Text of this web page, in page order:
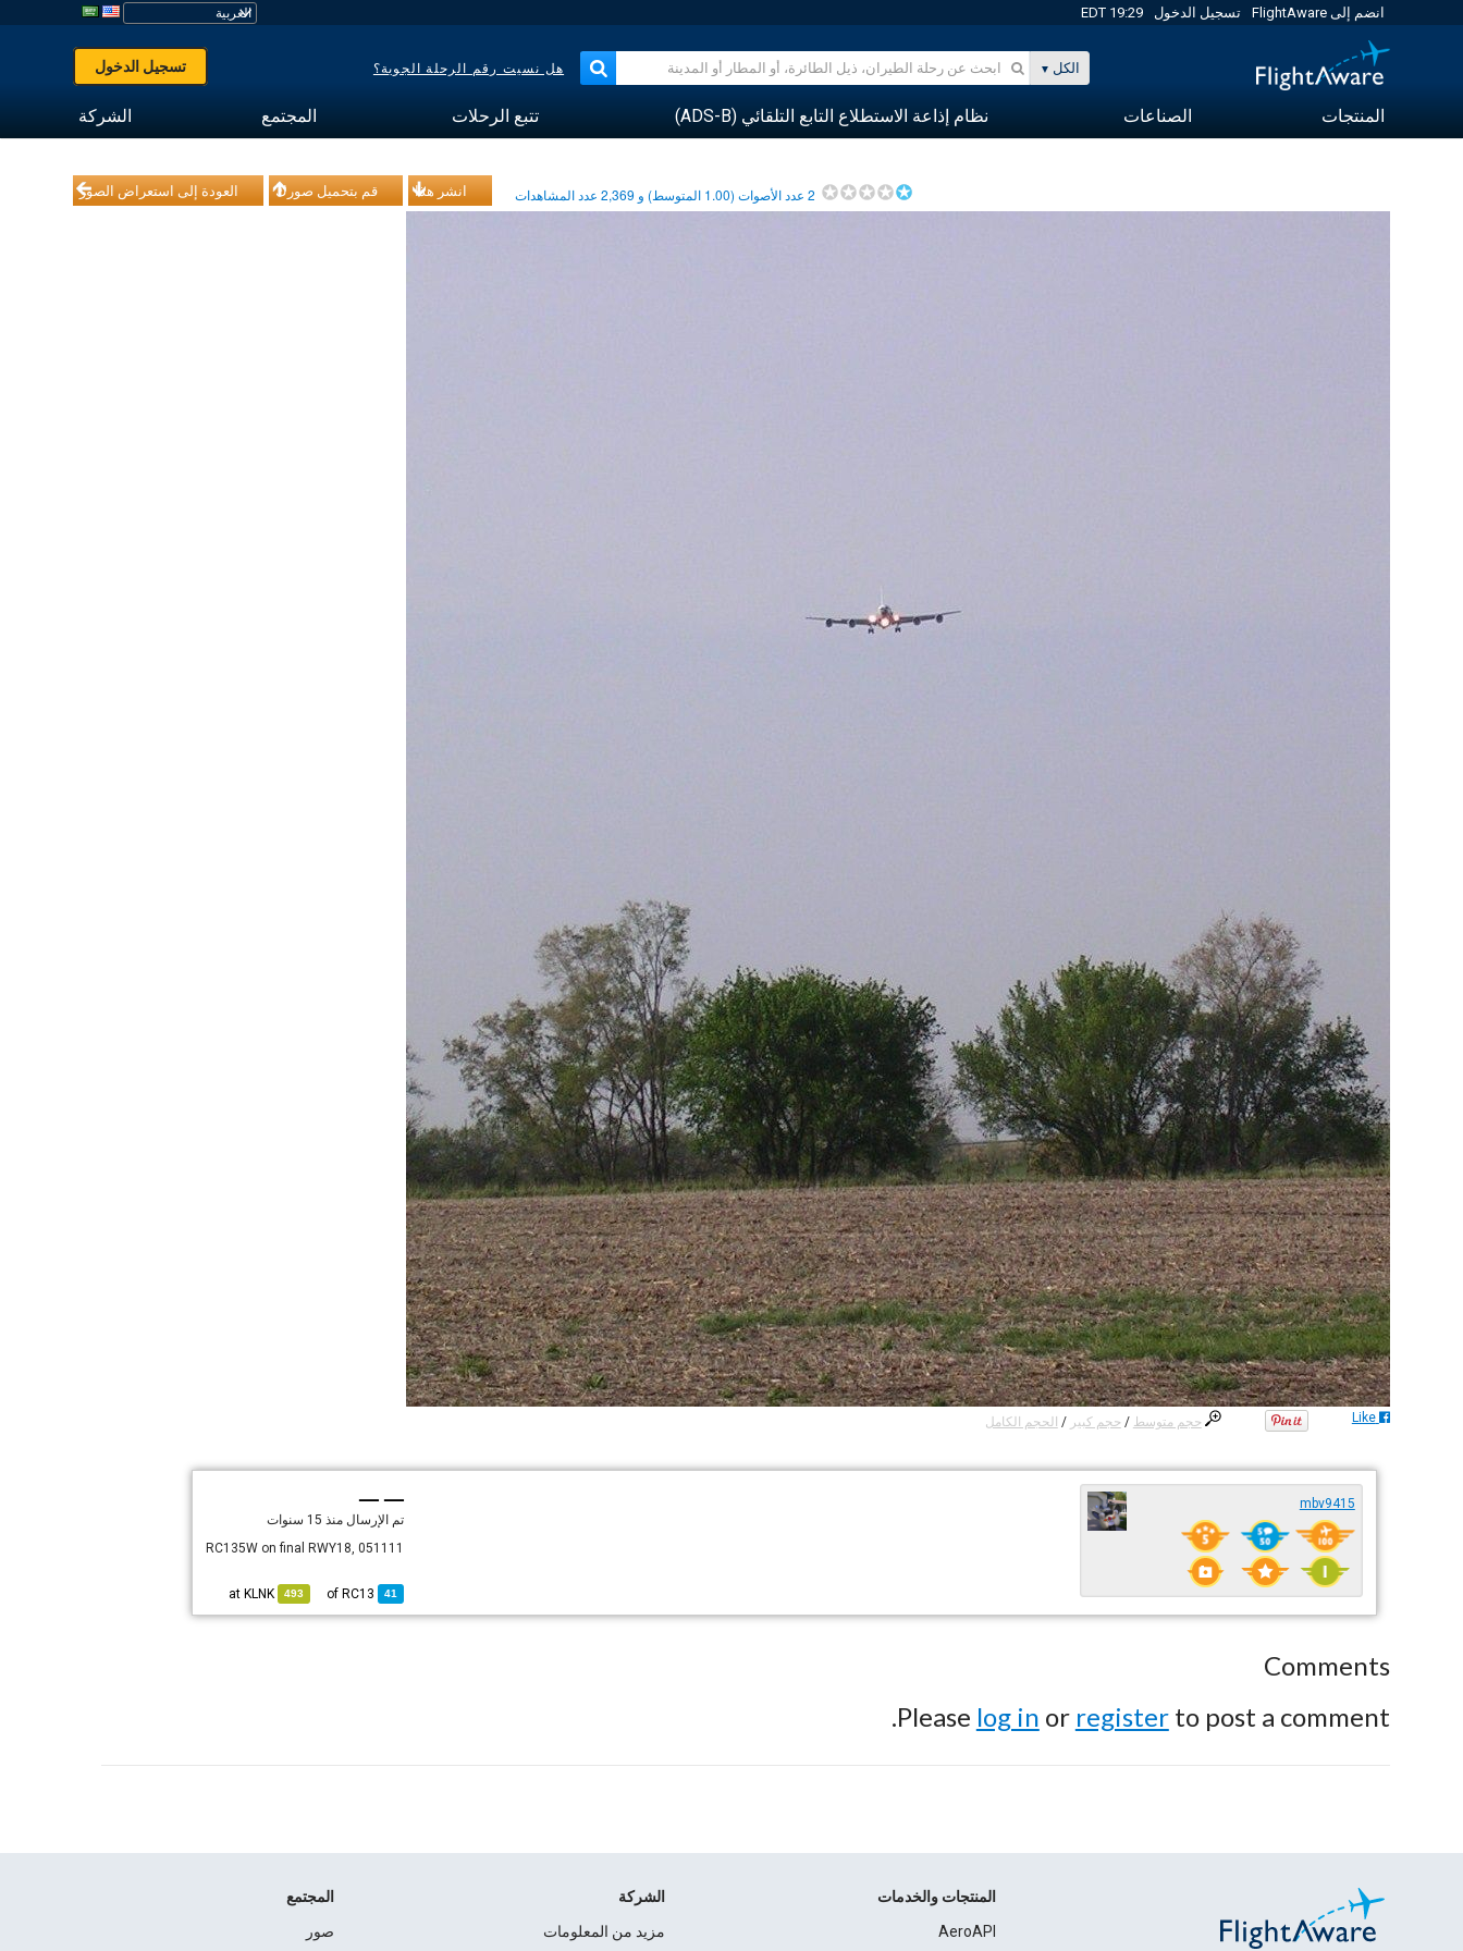
انضم إلى FlightAware تسجيل الدخول 19:29 EDT
الكل هل نسيت رقم الرحلة الجوية؟ تسجيل الدخول
المنتجات الصناعات نظام إذاعة الاستطلاع التابع التلقائي (ADS-B) تتبع الرحلات المجتمع الشركة
العودة إلى استعراض الصور قم بتحميل صورك انشر هذا 2عدد الأصوات (1.00 المتوسط) و 2,369عدد المشاهدات
حجم متوسط / حجم كبير / الحجم الكامل Like
— —
تم الإرسال منذ 15 سنوات
RC135W on final RWY18, 051111
41
RC13
493
KLNK
mbv9415
Comments
Please log in or registerto post a comment.
المنتجات والخدمات
AeroAPI
الشركة
مزيد من المعلومات
المجتمع
صور